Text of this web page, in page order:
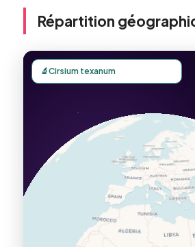
Répartition